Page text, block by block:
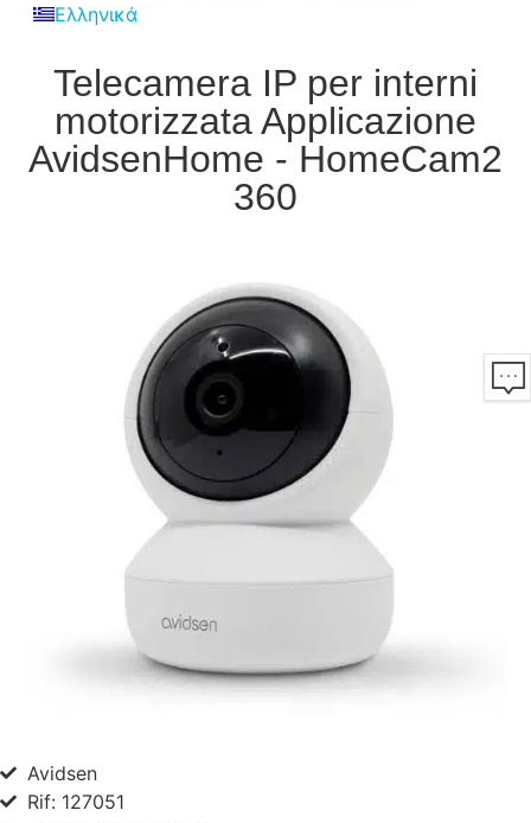
Ελληνικά
Telecamera IP per interni
motorizzata Applicazione
AvidsenHome - HomeCam2
360
Avidsen
Rif: 127051